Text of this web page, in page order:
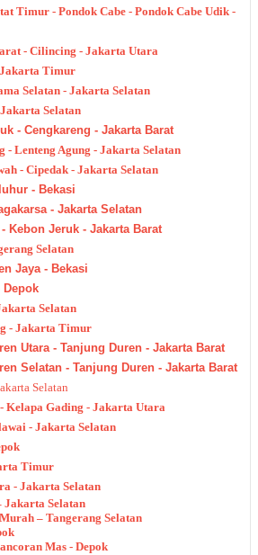
Timur - Pondok Cabe - Pondok Cabe Udik -
- Cilincing - Jakarta Utara
Jakarta Timur
Selatan - Jakarta Selatan
Selatan
- Cengkareng - Jakarta Barat
- Lenteng Agung - Jakarta Selatan
- Cipedak - Jakarta Selatan
- Bekasi
- Jakarta Selatan
Kebon Jeruk - Jakarta Barat
Selatan
Jaya - Bekasi
Depok
Selatan
- Jakarta Timur
Utara - Tanjung Duren - Jakarta Barat
Selatan - Tanjung Duren - Jakarta Barat
Selatan
Kelapa Gading - Jakarta Utara
- Jakarta Selatan
Timur
- Jakarta Selatan
Jakarta Selatan
– Tangerang Selatan
Mas - Depok